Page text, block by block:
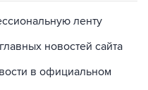
новостей сайта
в официальном